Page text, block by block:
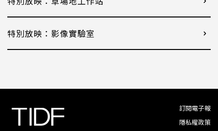
特別放映：影像實驗室
訂閱電子報
隱私權政策